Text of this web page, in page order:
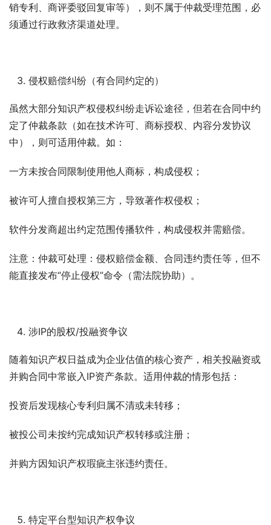
销专利、商评委驳回复审等），则不属于仲裁受理范围，必
须通过行政救济渠道处理。
侵权赔偿纠纷（有合同约定的）
虽然大部分知识产权侵权纠纷走诉讼途径，但若在合同中约
定了仲裁条款（如在技术许可、商标授权、内容分发协议
中），则可适用仲裁。如：
一方未按合同限制使用他人商标，构成侵权；
被许可人擅自授权第三方，导致著作权侵权；
软件分发商超出约定范围传播软件，构成侵权并需赔偿。
注意：仲裁可处理：侵权赔偿金额、合同违约责任等，但不
能直接发布“停止侵权”命令（需法院协助）。
涉IP的股权/投融资争议
随着知识产权日益成为企业估值的核心资产，相关投融资或
并购合同中常嵌入IP资产条款。适用仲裁的情形包括：
投资后发现核心专利归属不清或未转移；
被投公司未按约完成知识产权转移或注册；
并购方因知识产权瑕疵主张违约责任。
特定平台型知识产权争议